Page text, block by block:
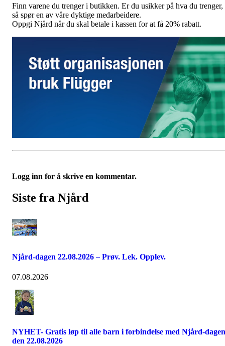
Finn varene du trenger i butikken. Er du usikker på hva du trenger,
så spør en av våre dyktige medarbeidere.
Oppgi Njård når du skal betale i kassen for at få 20% rabatt.
Logg inn for å skrive en kommentar.
Siste fra Njård
Njård-dagen 22.08.2026 – Prøv. Lek. Opplev.
07.08.2026
NYHET- Gratis løp til alle barn i forbindelse med Njård-dagen
den 22.08.2026